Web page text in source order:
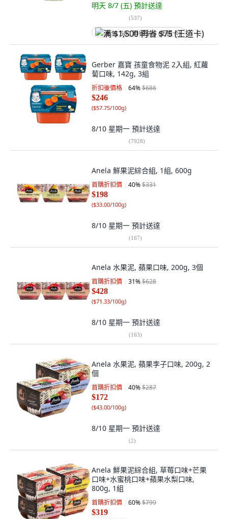
明天 8/7 (五) 預計送達
(537)
满 $1,500 再省 $75 (王道卡)
Gerber 嘉寶 孩童食物泥 2入組, 紅蘿
蔔口味, 142g, 3組
折扣後價格 64%$686
$246
($57.75/100g)
8/10 星期一 預計送達
(7928)
Anela 鮮果泥綜合組, 1組, 600g
首購折扣價 40%$331
$198
($33.00/100g)
8/10 星期一 預計送達
(167)
Anela 水果泥, 蘋果口味, 200g, 3個
首購折扣價 31%$628
$428
($71.33/100g)
8/10 星期一 預計送達
(163)
Anela 水果泥, 蘋果李子口味, 200g, 2
個
首購折扣價 40%$287
$172
($43.00/100g)
8/10 星期一 預計送達
(2)
Anela 鮮果泥綜合組, 草莓口味+芒果
口味+水蜜桃口味+蘋果水梨口味,
800g, 1組
首購折扣價 60%$799
$319